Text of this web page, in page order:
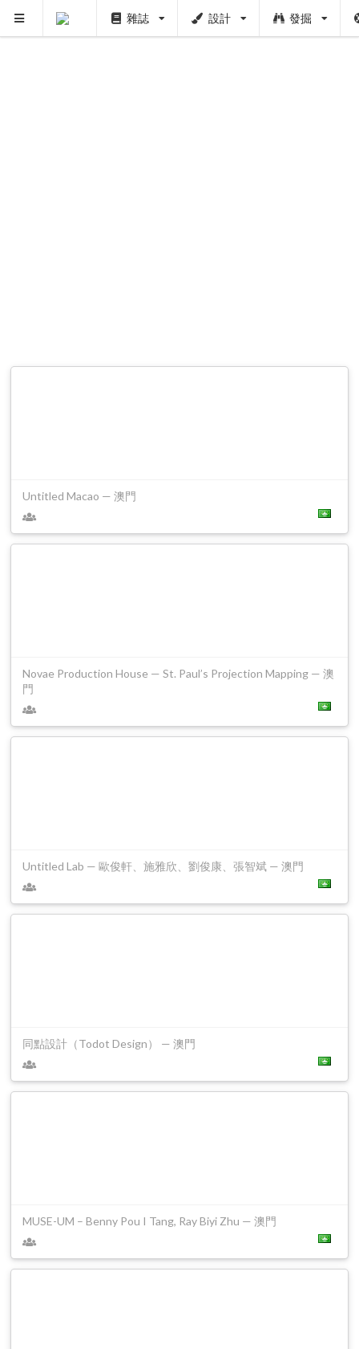
雜誌 設計 發掘
Untitled Macao — 澳門
Novae Production House — St. Paul’s Projection Mapping — 澳
門
Untitled Lab — 歐俊軒、施雅欣、劉俊康、張智斌 — 澳門
同點設計（Todot Design） — 澳門
MUSE-UM – Benny Pou I Tang, Ray Biyi Zhu — 澳門